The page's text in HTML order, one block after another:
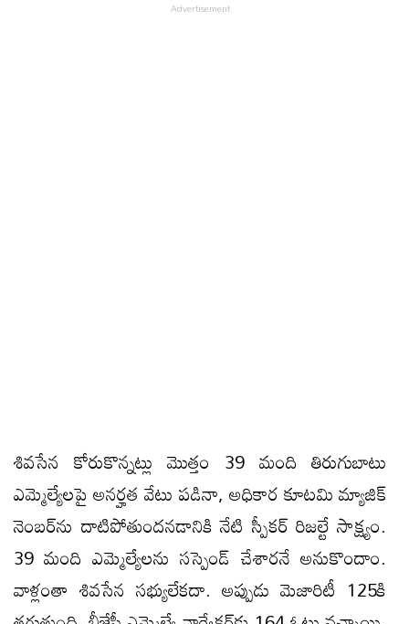
శివ‌సేన కోరుకొన్న‌ట్లు మొత్తం 39 మంది తిరుగుబాటు
ఎమ్మెల్యేలపై అనర్హత వేటు పడినా, అధికార కూటమి మ్యాజిక్
నెంబర్‌ను దాటిపోతుంద‌న‌డానికి నేటి స్పీక‌ర్ రిజ‌ల్టే సాక్ష్యం.
39 మంది ఎమ్మెల్యేలను సస్పెండ్ చేశార‌నే అనుకొందాం.
వాళ్లంతా శివ‌సేన స‌భ్యులేక‌దా. అప్పుడు మెజారిటీ 125కి